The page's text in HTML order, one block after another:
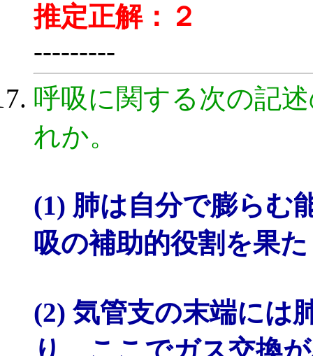
推定正解：２
---------
呼吸に関する次の記
れか。
(1) 肺は自分で膨らむ
吸の補助的役割を果
(2) 気管支の末端には
り、ここでガス交換